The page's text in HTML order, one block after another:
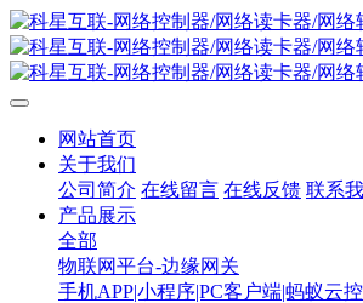
网站首页
关于我们
公司简介 在线留言 在线反馈 联系
产品展示
全部
物联网平台-边缘网关
手机APP|小程序|PC客户端|蚂蚁云控